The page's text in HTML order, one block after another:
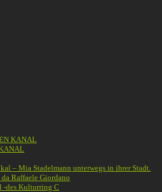
KANAL
– Mia Stadelmann unterwegs in ihrer Stadt.
Raffaele Giordano
-des Kulturring C